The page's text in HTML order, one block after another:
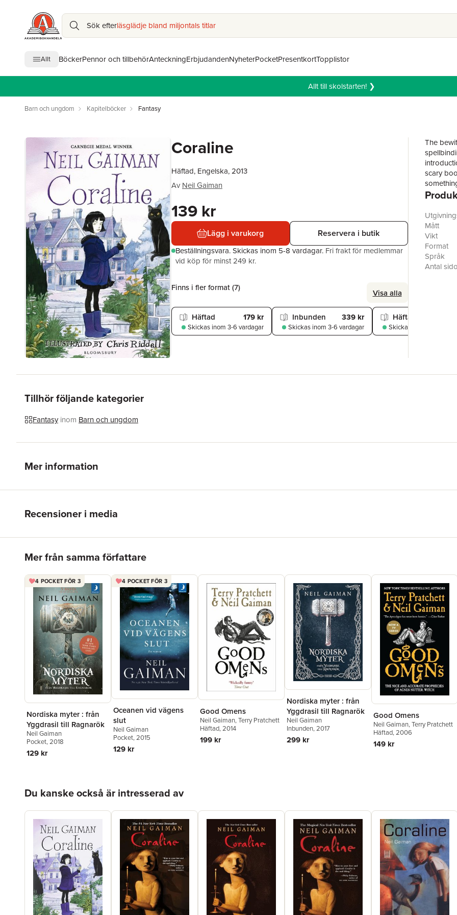
Sök efterläsglädje bland miljontals titlar
Allt BöckerPennor och tillbehörAnteckningErbjudandenNyheterPocketPresentkortTopplistor
Allt till skolstarten! ❯
Barn och ungdom Kapitelböcker Fantasy
Coraline
Häftad, Engelska, 2013
Av Neil Gaiman
139 kr
Lägg i varukorg Reservera i butik
Beställningsvara.Skickas inom 5-8 vardagar. Fri frakt för medlemmar
vid köp för minst 249 kr.
Finns i fler format (7) Visa alla
Häftad 179 kr
Skickas inom 3-6 vardagar
Inbunden 339 kr
Skickas inom 3-6 vardagar
Häftad
Skickas
The
scary
cat that
leaves.
drawing
papery
her to
that
novel is
Mått
Vikt
Format
Språk
Antal
Tillhör följande kategorier
Fantasy inom Barn och ungdom
Mer information
Recensioner i media
Mer från samma författare
4 POCKET FÖR 3
Nordiska myter : från
Yggdrasil till Ragnarök
Neil Gaiman
Pocket, 2018
129 kr
4 POCKET FÖR 3
Oceanen vid vägens
slut
Neil Gaiman
Pocket, 2015
129 kr
Good Omens
Neil Gaiman,Terry Pratchett
Häftad, 2014
199 kr
Nordiska myter : från
Yggdrasil till Ragnarök
Neil Gaiman
Inbunden, 2017
299 kr
Good Omens
Neil Gaiman,Terry Pratchett
Häftad, 2006
149 kr
Du kanske också är intresserad av